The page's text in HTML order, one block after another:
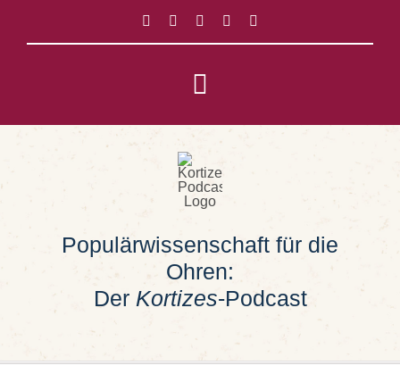
springen
Toggle
Navigation
Impressum
Datenschutz
Populärwissenschaft für die
Ohren:
Der Kortizes-Podcast